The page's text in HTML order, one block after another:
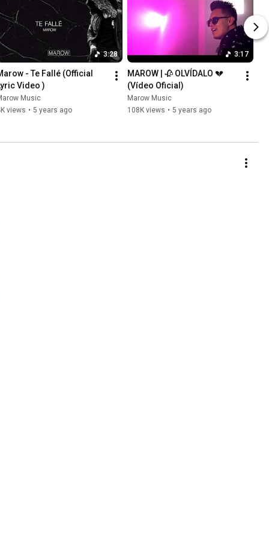
3:28
- Te Fallé (Official
Video )
Music
views • 5 years ago
3:17
MAROW | 🥀 OLVÍDALO 💔
(Vídeo Oficial)
Marow Music
108K views • 5 years ago